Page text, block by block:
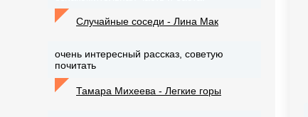
Случайные соседи - Лина Мак
очень интересный рассказ, советую
почитать
Тамара Михеева - Легкие горы